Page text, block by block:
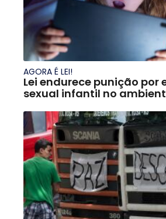
AGORA É LEI!
Lei endurece punição por
sexual infantil no